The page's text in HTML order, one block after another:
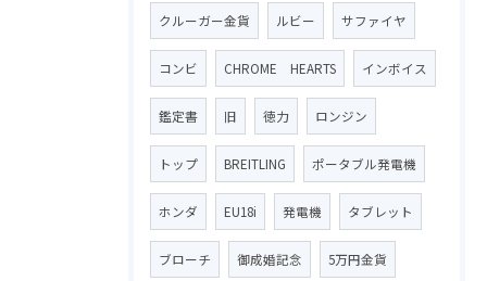
クルーガー金貨 ルビー サファイヤ
コンビ CHROME HEARTS インボイス
鑑定書 旧 徳力 ロンジン
トップ BREITLING ポータブル発電機
ホンダ EU18i 発電機 タブレット
ブローチ 御成婚記念 5万円金貨